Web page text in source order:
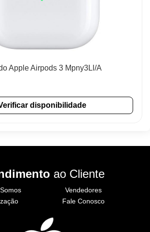
Apple Airpods 3 Mpny3Ll/A
disponibilidade
ao Cliente
Vendedores
Fale Conosco